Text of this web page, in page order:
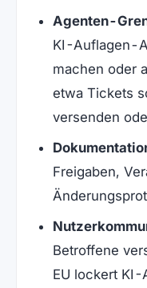
Agenten-
KI-Auflagen-
machen oder
etwa Tickets
versenden
Freigaben,
Betroffene
EU lockert KI-